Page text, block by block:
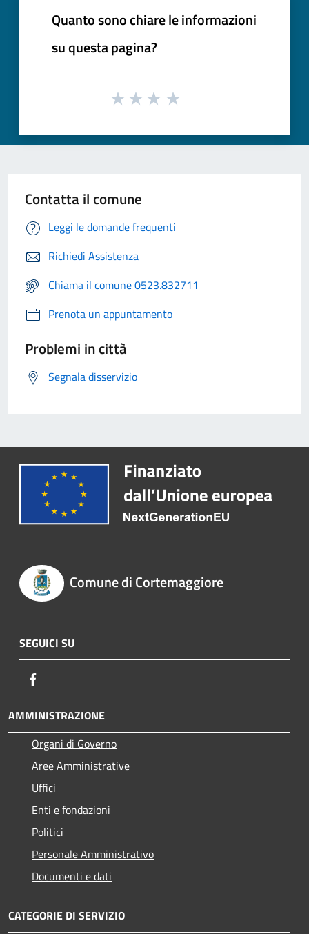
Quanto sono chiare le informazioni
su questa pagina?
Contatta il comune
Leggi le domande frequenti
Richiedi Assistenza
Chiama il comune 0523.832711
Prenota un appuntamento
Problemi in città
Segnala disservizio
Comune di Cortemaggiore
SEGUICI SU
AMMINISTRAZIONE
Organi di Governo
Aree Amministrative
Uffici
Enti e fondazioni
Politici
Personale Amministrativo
Documenti e dati
CATEGORIE DI SERVIZIO